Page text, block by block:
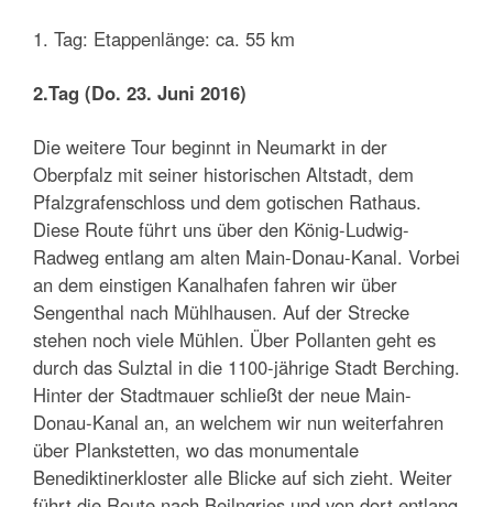
1. Tag: Etappenlänge: ca. 55 km
2.Tag (Do. 23. Juni 2016)
Die weitere Tour beginnt in Neumarkt in der
Oberpfalz mit seiner historischen Altstadt, dem
Pfalzgrafenschloss und dem gotischen Rathaus.
Diese Route führt uns über den König-Ludwig-
Radweg entlang am alten Main-Donau-Kanal. Vorbei
an dem einstigen Kanalhafen fahren wir über
Sengenthal nach Mühlhausen. Auf der Strecke
stehen noch viele Mühlen. Über Pollanten geht es
durch das Sulztal in die 1100-jährige Stadt Berching.
Hinter der Stadtmauer schließt der neue Main-
Donau-Kanal an, an welchem wir nun weiterfahren
über Plankstetten, wo das monumentale
Benediktinerkloster alle Blicke auf sich zieht. Weiter